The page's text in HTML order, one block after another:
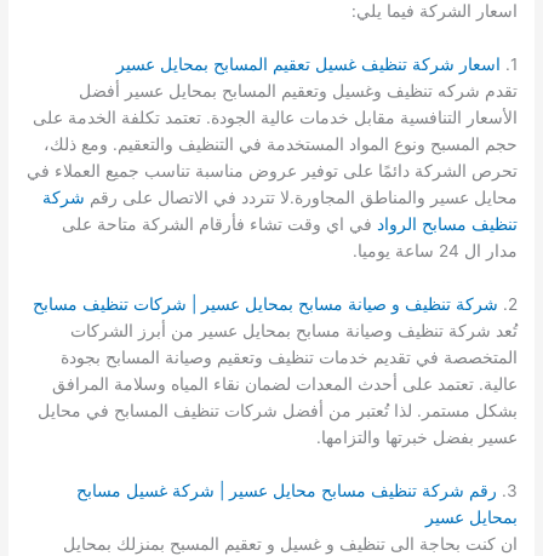
اسعار الشركة فيما يلي:
1.
اسعار شركة تنظيف غسيل تعقيم المسابح بمحايل عسير
تقدم شركه تنظيف وغسيل وتعقيم المسابح بمحايل عسير أفضل
الأسعار التنافسية مقابل خدمات عالية الجودة. تعتمد تكلفة الخدمة على
حجم المسبح ونوع المواد المستخدمة في التنظيف والتعقيم. ومع ذلك،
تحرص الشركة دائمًا على توفير عروض مناسبة تناسب جميع العملاء في
محايل عسير والمناطق المجاورة.لا تتردد في الاتصال على رقم شركة
تنظيف مسابح الرواد في اي وقت تشاء فأرقام الشركة متاحة على
مدار ال 24 ساعة يوميا.
2.
شركة تنظيف و صيانة مسابح بمحايل عسير | شركات تنظيف مسابح
تُعد شركة تنظيف وصيانة مسابح بمحايل عسير من أبرز الشركات
المتخصصة في تقديم خدمات تنظيف وتعقيم وصيانة المسابح بجودة
عالية. تعتمد على أحدث المعدات لضمان نقاء المياه وسلامة المرافق
بشكل مستمر. لذا تُعتبر من أفضل شركات تنظيف المسابح في محايل
عسير بفضل خبرتها والتزامها.
3.
رقم شركة تنظيف مسابح محايل عسير | شركة غسيل مسابح
بمحايل عسير
ان كنت بحاجة الى تنظيف و غسيل و تعقيم المسبح بمنزلك بمحايل